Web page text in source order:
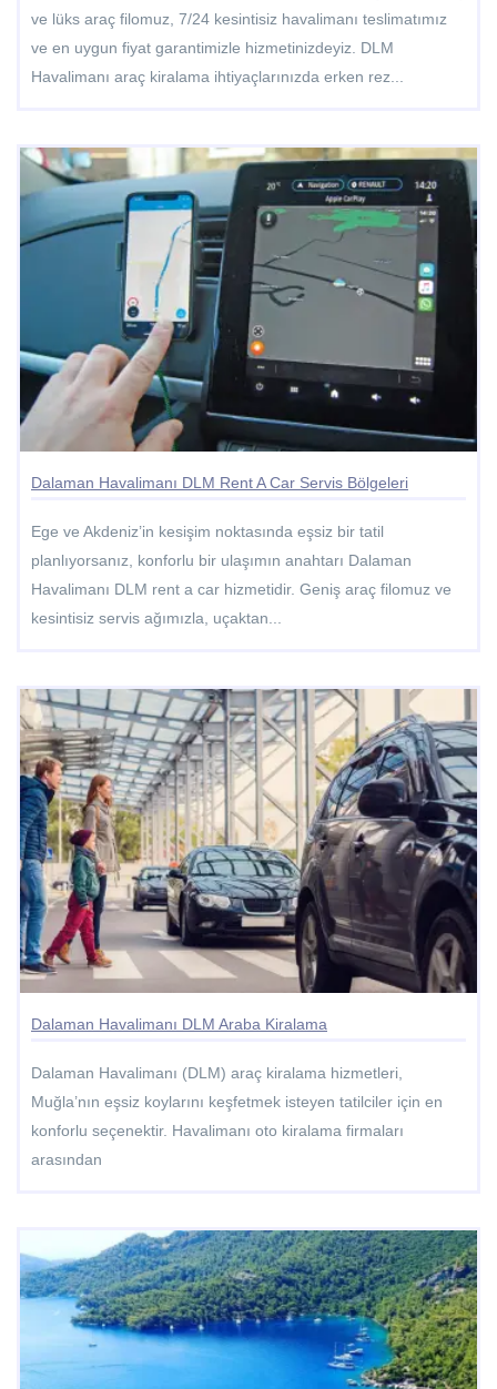
ve lüks araç filomuz, 7/24 kesintisiz havalimanı teslimatımız
ve en uygun fiyat garantimizle hizmetinizdeyiz. DLM
Havalimanı araç kiralama ihtiyaçlarınızda erken rez...
Dalaman Havalimanı DLM Rent A Car Servis Bölgeleri
Ege ve Akdeniz’in kesişim noktasında eşsiz bir tatil
planlıyorsanız, konforlu bir ulaşımın anahtarı Dalaman
Havalimanı DLM rent a car hizmetidir. Geniş araç filomuz ve
kesintisiz servis ağımızla, uçaktan...
Dalaman Havalimanı DLM Araba Kiralama
Dalaman Havalimanı (DLM) araç kiralama hizmetleri,
Muğla’nın eşsiz koylarını keşfetmek isteyen tatilciler için en
konforlu seçenektir. Havalimanı oto kiralama firmaları
arasından